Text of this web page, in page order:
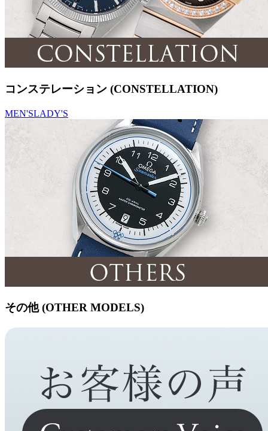
コンステレーション (CONSTELLATION)
MEN'SLADY'S
その他 (OTHER MODELS)